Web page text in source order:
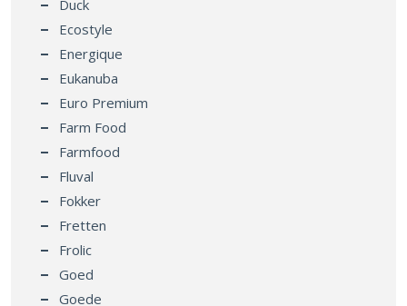
Duck
Ecostyle
Energique
Eukanuba
Euro Premium
Farm Food
Farmfood
Fluval
Fokker
Fretten
Frolic
Goed
Goede